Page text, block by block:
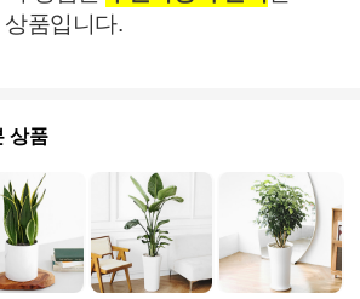
상품입니다.
상품